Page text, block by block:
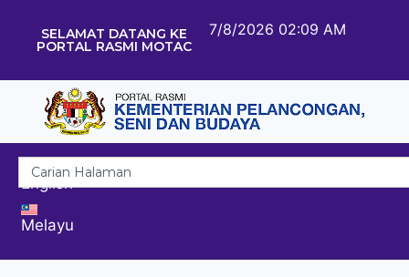
SELAMAT DATANG KE
PORTAL RASMI MOTAC
7/8/2026 02:09 AM
English
Melayu